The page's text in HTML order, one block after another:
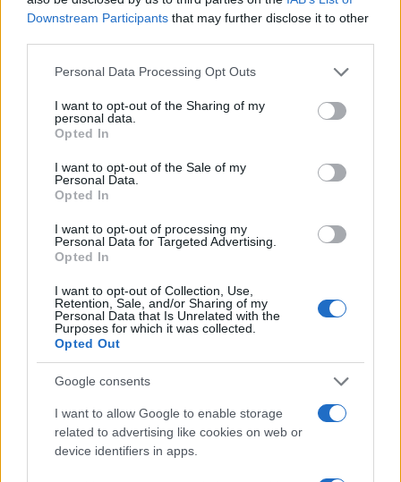
Downstream Participants that may further disclose it to other
Please note that this website/app uses one or more Google
not limited to your visit or usage behaviour. You may click to
grant or deny consent to Google and its third-party tags to
use your data for below specified purposes in below Google
consent section.
Personal Data Processing Opt Outs
I want to opt-out of the Sharing of my
personal data.
Opted In
I want to opt-out of the Sale of my
Personal Data.
Opted In
I want to opt-out of processing my
Personal Data for Targeted Advertising.
Opted In
I want to opt-out of Collection, Use,
Retention, Sale, and/or Sharing of my
Personal Data that Is Unrelated with the
Purposes for which it was collected.
Opted Out
Google consents
I want to allow Google to enable storage
related to advertising like cookies on web or
device identifiers in apps.
Ακολουθήστε το Νewsit.gr στοGoogle Newsκαι
ενημερωθείτε πρώτοι για όλη την ειδησεογραφία και τα
τελευταία νέατης ημέρας
Πιο δημοφιλή
Σοκαριστική υπόθεση στην Κρήτη:
να ασελγήσει σε 10χρονο κορίτσι - Το παιδί
καθόταν αμέριμνο σε αυλή επιχείρησης
Ryanair: «Ένα κομμάτι του προσώπου του
ήταν σαν πλαστελίνη», συγκλονίζει η
επιβάτιδα που έσωσε τον Σέρβο όταν
έσπασε το παράθυρο του αεροπλάνου
Ανησυχία από το ξέσπασμα του ιού του
Δυτικού Νείλου με κρούσματα στην Αττική
- «Καμπανάκι» από τον Ιατρικό Σύλλογο
Αθηνών για την προστασία της δημόσιας
υγείας
Φωτιά σε κατάστημα στον Άλιμο –
Εκκενώθηκε πολυκατοικία